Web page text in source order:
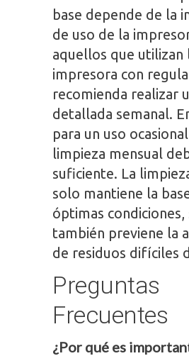
base depende de la
de uso de la
aquellos que utilizan
impresora con
recomienda realizar
detallada semanal.
para un uso
limpieza mensual
suficiente. La
solo mantiene la
óptimas condiciones,
también previene la
de residuos difíciles
Preguntas
Frecuentes
¿Por qué es